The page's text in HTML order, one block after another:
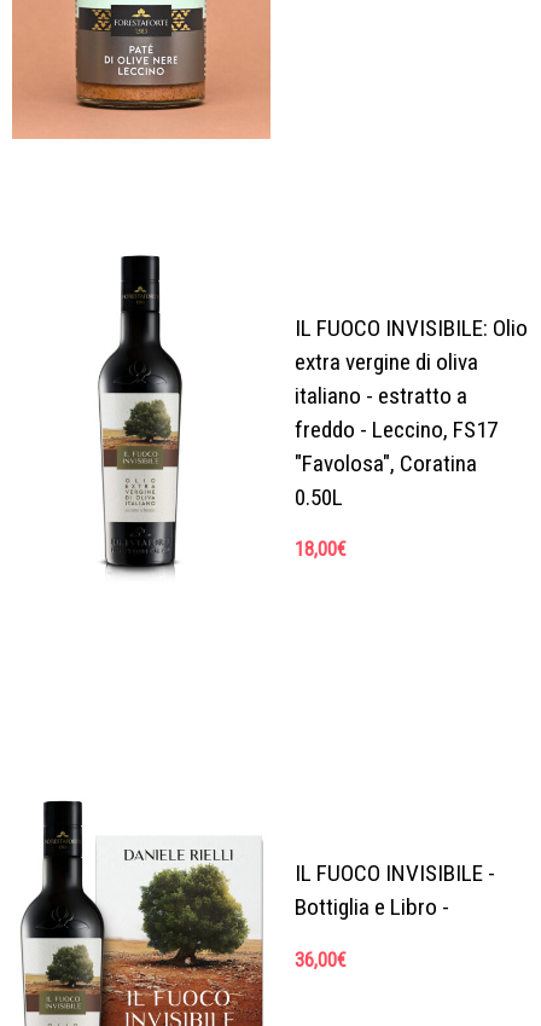
IL FUOCO INVISIBILE: Olio
extra vergine di oliva
italiano - estratto a
freddo - Leccino, FS17
"Favolosa", Coratina
0.50L
18,00€
IL FUOCO INVISIBILE -
Bottiglia e Libro -
36,00€